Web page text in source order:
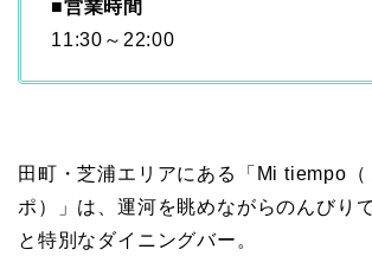
■営業時間
11:30～22:00
田町・芝浦エリアにある「Mi tiempo（
ポ）」は、運河を眺めながらのんびり
と特別なダイニングバー。